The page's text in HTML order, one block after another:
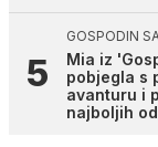
GOSPODIN
Mia iz
pobjegla s
avanturu i
najboljih